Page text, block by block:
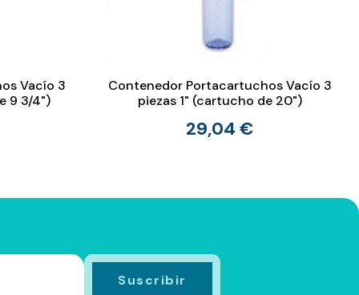
Vacío 3
9 3/4")
Contenedor Portacartuchos Vacío 3
piezas 1" (cartucho de 20")
29,04 €